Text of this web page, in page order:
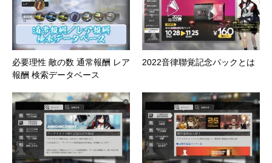
必要理性 敵の数 通常報酬 レア
報酬 検索データベース
2022音律聯覚記念パックとは